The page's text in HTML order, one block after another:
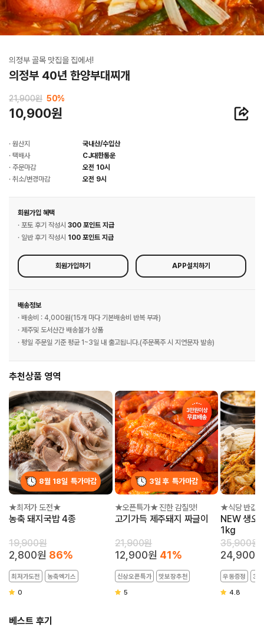
의정부 골목 맛집을 집에서!
의정부 40년 한양부대찌개
21,900원 50%
10,900원
· 원산지
국내산/수입산
· 택배사
CJ대한통운
· 주문마감
오전 10시
· 취소/변경마감
오전 9시
회원가입 혜택
· 포토 후기 작성시 300 포인트 지급
· 일반 후기 작성시 100 포인트 지급
회원가입하기 APP설치하기
배송정보
· 배송비 : 4,000원(15개 마다 기본배송비 반복 부과)
· 제주및 도서산간 배송불가 상품
· 평일 주문일 기준 평균 1~3일 내 출고됩니다.(주문폭주 시 지연문자 발송)
추천상품 영역
8월 18일 특가마감
★최저가 도전★
농축 돼지국밥 4종
19,900원
2,800원 86%
최저가도전 농축엑기스
0
3일 후 특가마감
★오픈특가★ 진한 감칠맛!
고기가득 제주돼지 짜글이
21,900원
12,900원 41%
신상오픈특가 맛보장추천
5
NEW 생오
1kg
35,900원
24,900
우동증정 35
4.8
베스트 후기